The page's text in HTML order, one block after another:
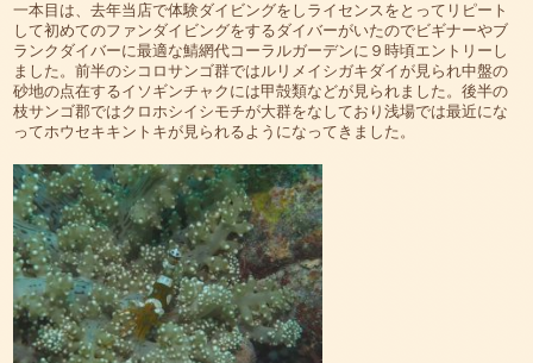
一本目は、去年当店で体験ダイビングをしライセンスをとってリピート
して初めてのファンダイビングをするダイバーがいたのでビギナーやブ
ランクダイバーに最適な鯖網代コーラルガーデンに９時頃エントリーし
ました。前半のシコロサンゴ群ではルリメイシガキダイが見られ中盤の
砂地の点在するイソギンチャクには甲殻類などが見られました。後半の
枝サンゴ郡ではクロホシイシモチが大群をなしており浅場では最近にな
ってホウセキキントキが見られるようになってきました。